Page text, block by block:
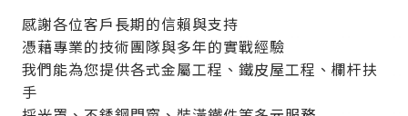
感謝各位客戶長期的信賴與支持
憑藉專業的技術團隊與多年的實戰經驗
我們能為您提供各式金屬工程、鐵皮屋工程、欄杆扶
手